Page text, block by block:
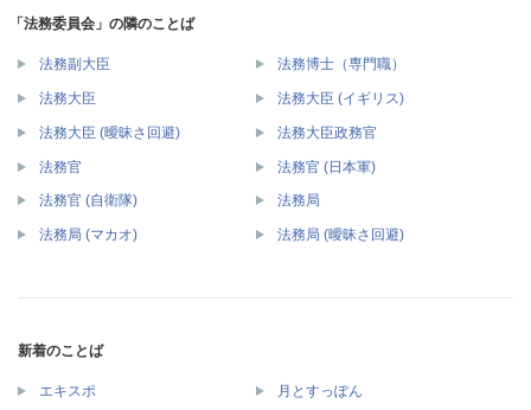
「法務委員会」の隣のことば
法務副大臣 法務博士（専門職）
法務大臣 法務大臣 (イギリス)
法務大臣 (曖昧さ回避) 法務大臣政務官
法務官 法務官 (日本軍)
法務官 (自衛隊) 法務局
法務局 (マカオ) 法務局 (曖昧さ回避)
新着のことば
エキスポ 月とすっぽん